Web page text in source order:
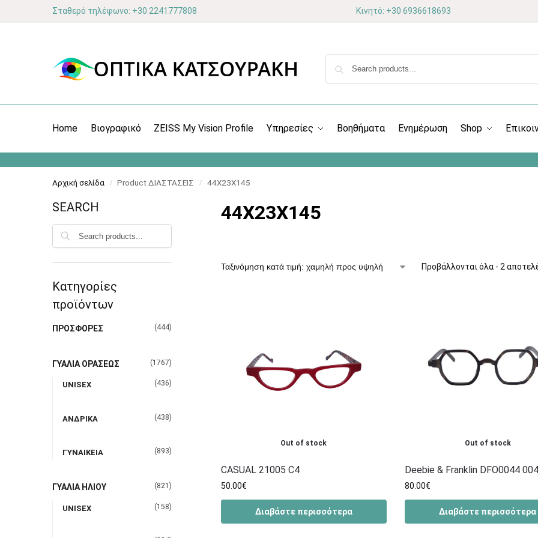
Σταθερό τηλέφωνο: +30 2241777808 Κινητό: +30 6936618693
Home Βιογραφικό ZEISS My Vision Profile Υπηρεσίες Βοηθήματα Ενημέρωση Shop
Αρχική σελίδα / Product ΔΙΑΣΤΑΣΕΙΣ / 44X23X145
44X23X145
Προβάλλονται όλα - 2
Out of stock
CASUAL 21005 C4
50.00€
Διαβάστε περισσότερα
Out of stock
Deebie & Franklin DFO0044 004
80.00€
Διαβάστε περισσότερα
SEARCH
Κατηγορίες
προϊόντων
ΠΡΟΣΦΟΡΕΣ (444)
ΓΥΑΛΙΑ ΟΡΑΣΕΩΣ (1767)
UNISEX (436)
ΑΝΔΡΙΚΑ (438)
ΓΥΝΑΙΚΕΙΑ (893)
ΓΥΑΛΙΑ ΗΛΙΟΥ (821)
UNISEX (158)